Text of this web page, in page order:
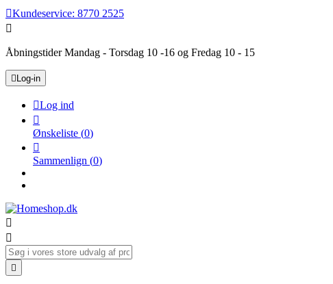
Kundeservice: 8770 2525

Åbningstider Mandag - Torsdag 10 -16 og Fredag 10 - 15
 Log-in
Log ind

Ønskeliste (0)

Sammenlign (0)


